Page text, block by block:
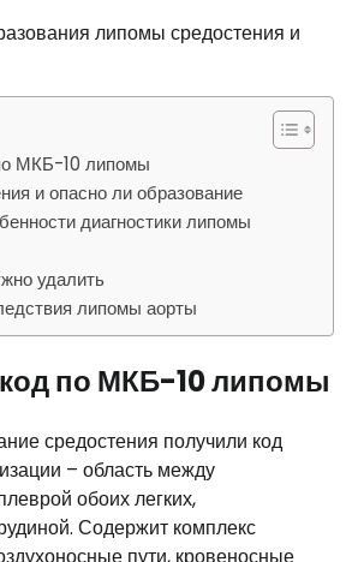
МКБ-10 липомы
и опасно ли образование
диагностики липомы
удалить
липомы аорты
код по МКБ-10 липомы
средостения получили код
– область между
обоих легких,
Содержит комплекс
пути, кровеносные